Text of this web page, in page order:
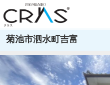
菊池市泗水町吉富